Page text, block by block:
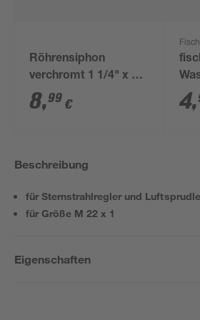
Röhrensiphon
verchromt 1 1/4" x 32
mm
8,99 € 4,
Beschreibung
für Sternstrahlregler und
für Größe M 22 x 1
Eigenschaften